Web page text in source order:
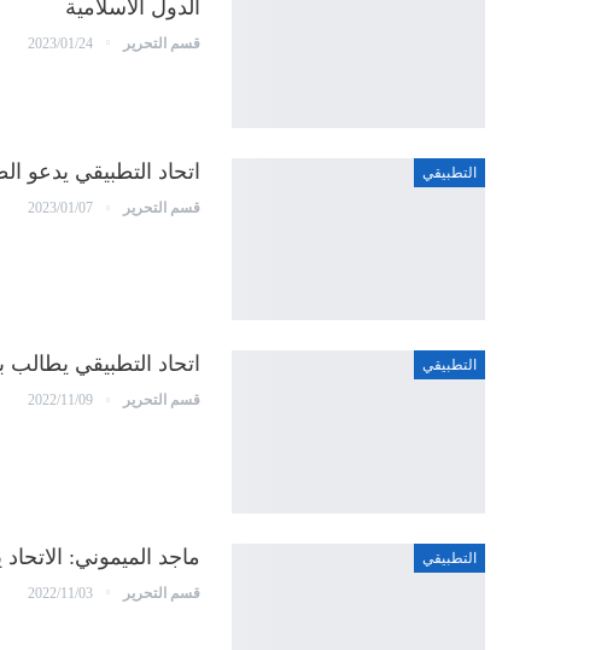
الدول الاسلامية
قسم التحرير 2023/01/24
التطبيقي اتحاد التطبيقي يدعو
قسم التحرير 2023/01/07
التطبيقي اتحاد التطبيقي
قسم التحرير 2022/11/09
التطبيقي ماجد الميموني:
قسم التحرير 2022/11/03